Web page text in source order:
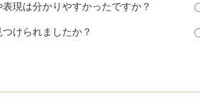
現は分かりやすかったですか？
けられましたか？